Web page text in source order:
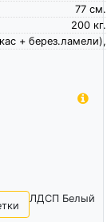
см.
77
кг.
200
+ берез.ламели),
ЛДСП Белый